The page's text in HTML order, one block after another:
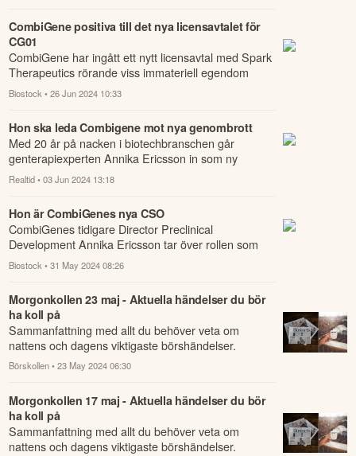
CombiGene positiva till det nya licensavtalet för
CG01
CombiGene har ingått ett nytt licensavtal med Spark
Therapeutics rörande viss immateriell egendom
kopplat till epilepsiprojektet CG01.
Biostock • 26 Jun 2024 10:33
Hon ska leda Combigene mot nya genombrott
Med 20 år på nacken i biotechbranschen går
genterapiexperten Annika Ericsson in som ny
forskningschef på Combigene.
Realtid • 03 Jun 2024 13:18
Hon är CombiGenes nya CSO
CombiGenes tidigare Director Preclinical
Development Annika Ericsson tar över rollen som
bolagets Chief Scientific Officer.
Biostock • 31 May 2024 08:26
Morgonkollen 23 maj - Aktuella händelser du bör
ha koll på
Sammanfattning med allt du behöver veta om
nattens och dagens viktigaste börshändelser.
Börskollen • 23 May 2024 06:30
Morgonkollen 17 maj - Aktuella händelser du bör
ha koll på
Sammanfattning med allt du behöver veta om
nattens och dagens viktigaste börshändelser.